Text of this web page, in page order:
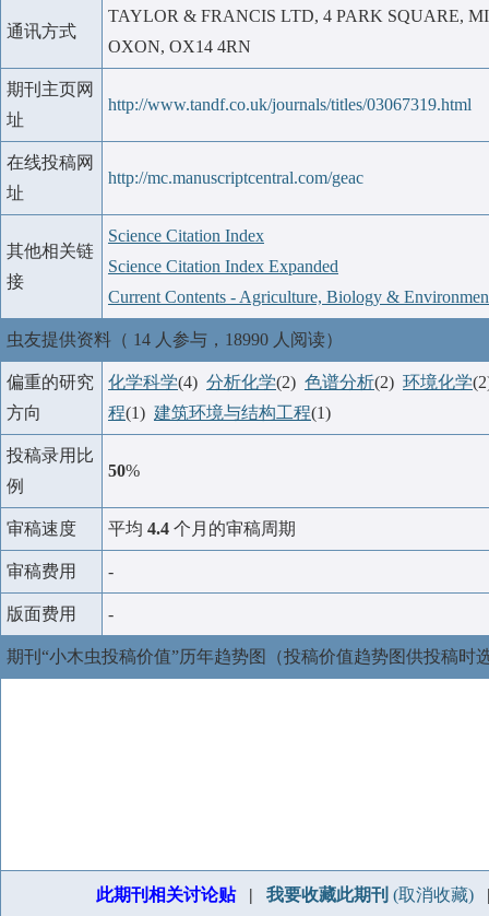
通讯方式
TAYLOR & FRANCIS LTD, 4 PARK SQUARE,
OXON, OX14 4RN
期刊主页网
址
http://www.tandf.co.uk/journals/titles/03067319.html
在线投稿网
址
http://mc.manuscriptcentral.com/geac
其他相关链
接
Science Citation Index
Science Citation Index Expanded
Current Contents - Agriculture, Biology &
虫友提供资料（ 14 人参与，18990 人阅读）
偏重的研究
方向
化学科学(4) 分析化学(2) 色谱分析(2) 环境化学
程(1) 建筑环境与结构工程(1)
投稿录用比
例
50%
审稿速度 平均 4.4 个月的审稿周期
审稿费用 -
版面费用 -
期刊“小木虫投稿价值”历年趋势图（投稿价值趋势图供投稿时
此期刊相关讨论贴| 我要收藏此期刊 (取消收藏)